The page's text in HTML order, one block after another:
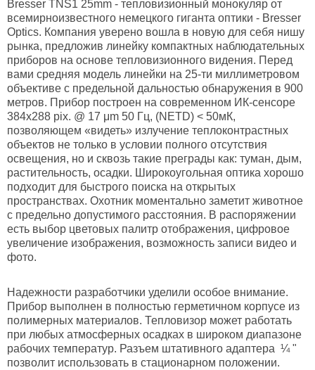
Bresser TNS1 25mm - тепловизионный монокуляр от
всемирноизвестного немецкого гиганта оптики - Bresser
Optics. Компания уверено вошла в новую для себя нишу
рынка, предложив линейку компактных наблюдательных
приборов на основе тепловизионного видения. Перед
вами средняя модель линейки на 25-ти миллиметровом
объективе с предельной дальностью обнаружения в 900
метров. Прибор построен на современном ИК-сенсоре
384х288 pix. @ 17 μm 50 Гц, (NETD) < 50мК,
позволяющем «видеть» излучение теплоконтрастных
объектов не только в условии полного отсутствия
освещения, но и сквозь такие преграды как: туман, дым,
растительность, осадки. Широкоугольная оптика хорошо
подходит для быстрого поиска на открытых
пространствах. Охотник моментально заметит животное
с предельно допустимого расстояния. В распоряжении
есть выбор цветовых палитр отображения, цифровое
увеличение изображения, возможность записи видео и
фото.
Надежности разработчики уделили особое внимание.
Прибор выполнен в полностью герметичном корпусе из
полимерных материалов. Тепловизор может работать
при любых атмосферных осадках в широком диапазоне
рабочих температур. Разъем штативного адаптера ¼ "
позволит использовать в стационарном положении.